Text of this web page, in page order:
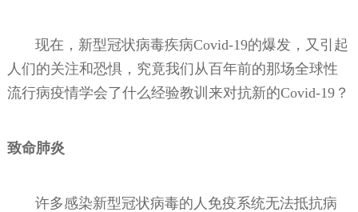
现在，新型冠状病毒疾病Covid-19的爆发，又引起
人们的关注和恐惧，究竟我们从百年前的那场全球性
流行病疫情学会了什么经验教训来对抗新的Covid-19？
致命肺炎
许多感染新型冠状病毒的人免疫系统无法抵抗病